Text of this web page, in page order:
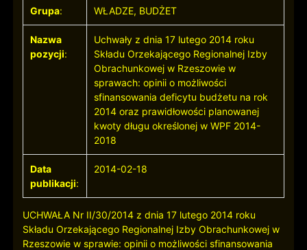
Grupa: WŁADZE, BUDŻET
Nazwa
pozycji:
Uchwały z dnia 17 lutego 2014 roku
Składu Orzekającego Regionalnej Izby
Obrachunkowej w Rzeszowie w
sprawach: opinii o możliwości
sfinansowania deficytu budżetu na rok
2014 oraz prawidłowości planowanej
kwoty długu określonej w WPF 2014-
2018
Data
publikacji:
2014-02-18
UCHWAŁA Nr II/30/2014 z dnia 17 lutego 2014 roku
Składu Orzekającego Regionalnej Izby Obrachunkowej w
Rzeszowie w sprawie: opinii o możliwości sfinansowania